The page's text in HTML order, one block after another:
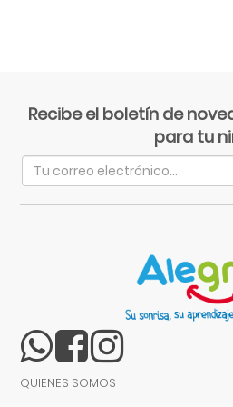
Recibe el boletín de
para tu
QUIENES SOMOS